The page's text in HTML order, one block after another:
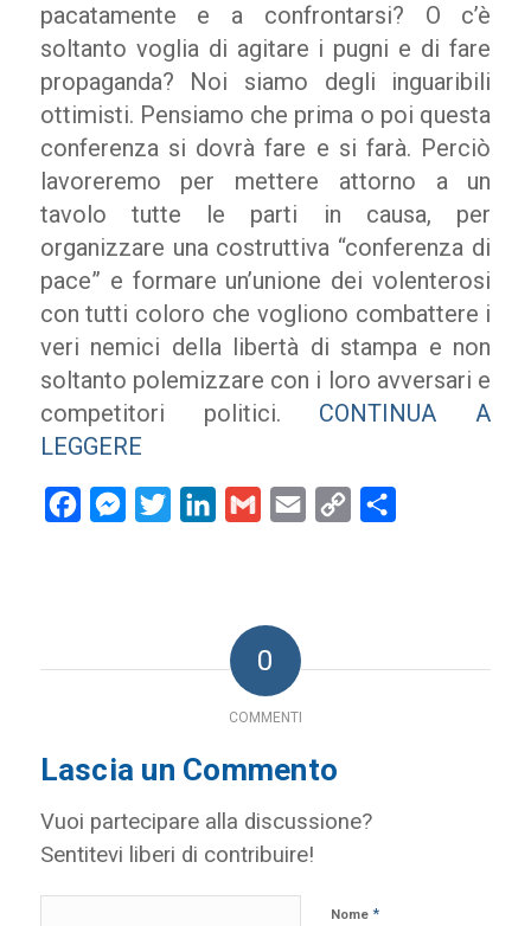
pacatamente e a confrontarsi? O c’è
soltanto voglia di agitare i pugni e di fare
propaganda? Noi siamo degli inguaribili
ottimisti. Pensiamo che prima o poi questa
conferenza si dovrà fare e si farà. Perciò
lavoreremo per mettere attorno a un
tavolo tutte le parti in causa, per
organizzare una costruttiva “conferenza di
pace” e formare un’unione dei volenterosi
con tutti coloro che vogliono combattere i
veri nemici della libertà di stampa e non
soltanto polemizzare con i loro avversari e
competitori politici. CONTINUA A
LEGGERE
FacebookMessenger
Twitter LinkedInGmail Email
Copy
0
COMMENTI
Lascia un Commento
Vuoi partecipare alla discussione?
Sentitevi liberi di contribuire!
Nome *